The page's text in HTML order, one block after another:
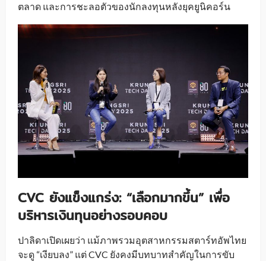
ตลาด และการชะลอตัวของนักลงทุนหลังยุคยูนิคอร์น
CVC ยังแข็งแกร่ง: “เลือกมากขึ้น” เพื่อ
บริหารเงินทุนอย่างรอบคอบ
ปาลิดาเปิดเผยว่า แม้ภาพรวมอุตสาหกรรมสตาร์ทอัพไทย
จะดู “เงียบลง” แต่ CVC ยังคงมีบทบาทสำคัญในการขับ